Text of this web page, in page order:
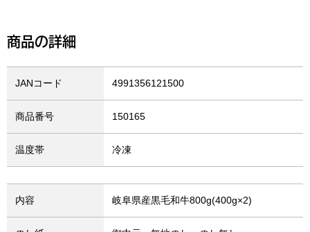
商品の詳細
JANコード 4991356121500
商品番号 150165
温度帯 冷凍
内容 岐阜県産黒毛和牛800g(400g×2)